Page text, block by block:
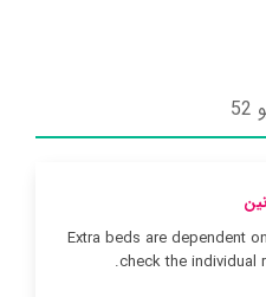
Extra beds are dependent
check the individual